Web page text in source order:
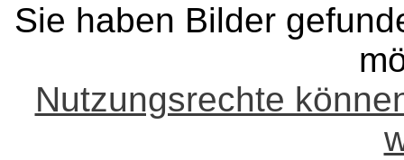
Sie haben Bilder
Nutzungsrechte